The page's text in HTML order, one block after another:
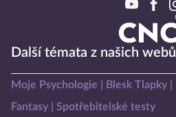
Další témata z našich webů
Moje Psychologie Blesk Tlapky
Fantasy
Spotřebitelské testy